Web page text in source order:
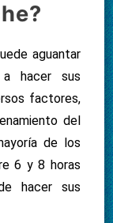
aguantar
hacer sus
factores,
del
de los
6 y 8 horas
hacer sus